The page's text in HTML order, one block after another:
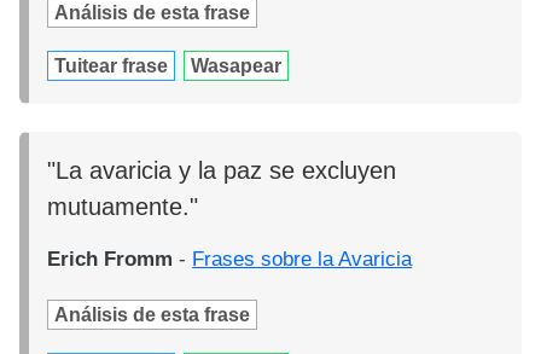
Análisis de esta frase
Tuitear frase Wasapear
"La avaricia y la paz se excluyen
mutuamente."
Erich Fromm - Frases sobre la Avaricia
Análisis de esta frase